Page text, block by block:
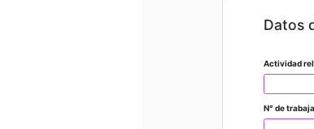
Datos
Actividad
N° de